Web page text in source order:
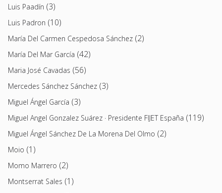
Luis Paadín (3)
Luis Padron (10)
María Del Carmen Cespedosa Sánchez (2)
María Del Mar García (42)
Maria José Cavadas (56)
Mercedes Sánchez Sánchez (3)
Miguel Ángel García (3)
Miguel Angel Gonzalez Suárez · Presidente FIJET España (119)
Miguel Ángel Sánchez De La Morena Del Olmo (2)
Moio (1)
Momo Marrero (2)
Montserrat Sales (1)